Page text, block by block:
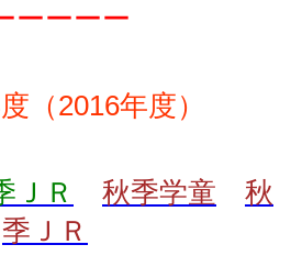
ーーーー
（2016年度）
ＪＲ 秋季学童
秋
季ＪＲ